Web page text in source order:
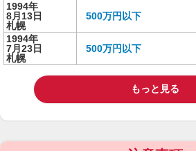
1994年
8月13日
札幌
500万円以下
1994年
7月23日
札幌
500万円以下
もっと見る